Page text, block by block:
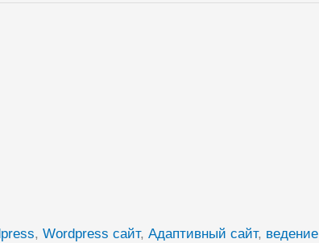
, Wordpress сайт, Адаптивный сайт, ведение